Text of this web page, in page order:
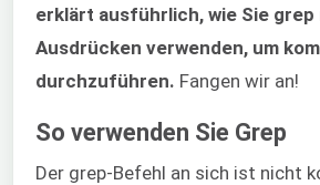
erklärt ausführlich, wie Sie
Ausdrücken verwenden, um
durchzuführen. Fangen wir an!
So verwenden Sie Grep
Der grep-Befehl an sich ist nicht